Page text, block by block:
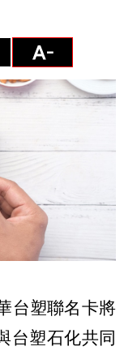
台塑聯名卡將
台塑石化共同